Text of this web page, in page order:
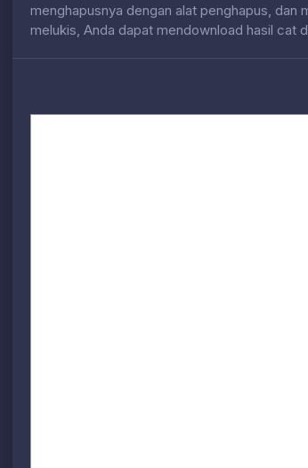
menghapusnya dengan alat penghapus, dan
melukis, Anda dapat mendownload hasil cat